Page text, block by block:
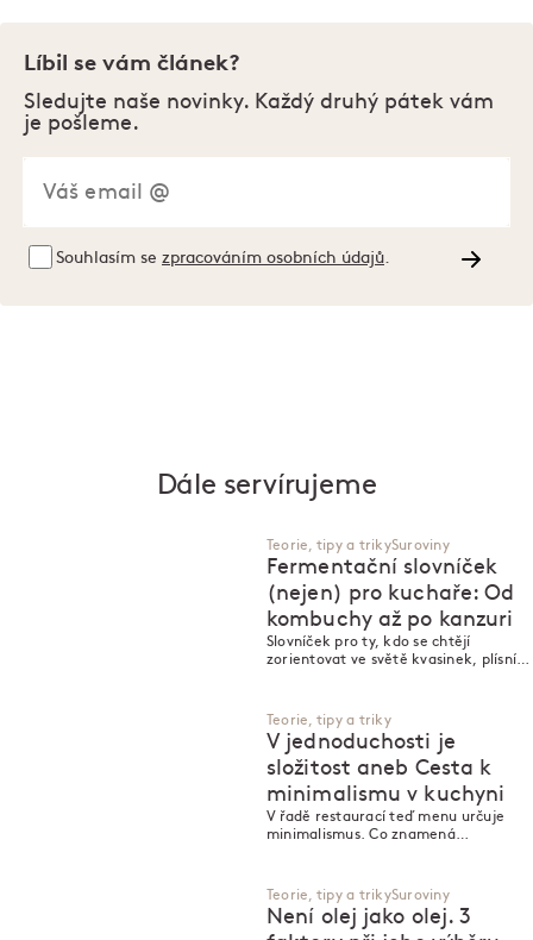
Líbil se vám článek?
Sledujte naše novinky. Každý druhý pátek vám
je pošleme.
Souhlasím se zpracováním osobních údajů
Dále servírujeme
Teorie, tipy a trikySuroviny
Fermentační slovníček
(nejen) pro kuchaře: Od
kombuchy až po kanzuri
Slovníček pro ty, kdo se chtějí
zorientovat ve světě kvasinek, plísní a
Teorie, tipy a triky
V jednoduchosti je
složitost aneb Cesta k
minimalismu v kuchyni
V řadě restaurací teď menu určuje
minimalismus. Co znamená
Teorie, tipy a trikySuroviny
Není olej jako olej. 3